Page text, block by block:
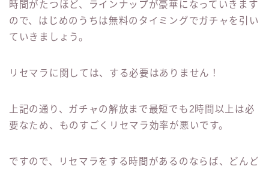
時間がたつほど、ラインナップが豪華になっていきます
ので、はじめのうちは無料のタイミングでガチャを引い
ていきましょう。
リセマラに関しては、する必要はありません！
上記の通り、ガチャの解放まで最短でも2時間以上は必
要なため、ものすごくリセマラ効率が悪いです。
ですので、リセマラをする時間があるのならば、どんど